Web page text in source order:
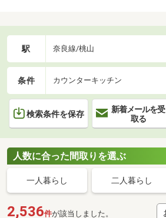
駅 奈良線/桃山
条件 カウンターキッチン
検索条件を保存
新着メールを受
取る
人数に合った間取りを選ぶ
一人暮らし 二人暮らし
2,536件が該当しました。